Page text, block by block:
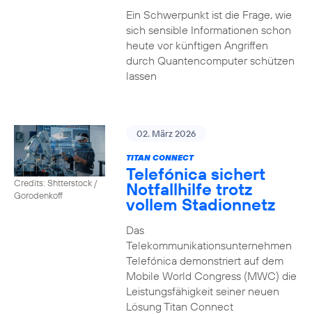
Ein Schwerpunkt ist die Frage, wie
sich sensible Informationen schon
heute vor künftigen Angriffen
durch Quantencomputer schützen
lassen
Credits: Shtterstock /
Gorodenkoff
02. März 2026
TITAN CONNECT
Telefónica sichert
Notfallhilfe trotz
vollem Stadionnetz
Das
Telekommunikationsunternehmen
Telefónica demonstriert auf dem
Mobile World Congress (MWC) die
Leistungsfähigkeit seiner neuen
Lösung Titan Connect